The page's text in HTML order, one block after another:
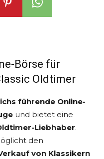
Börse für
Oldtimer
führende Online-
und bietet eine
Liebhaber.
den
von Klassikern